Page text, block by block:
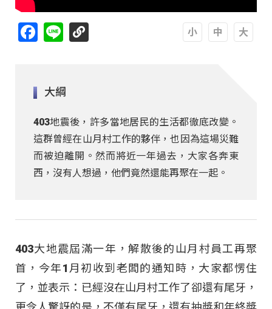
Facebook
Line
大綱
403地震後，許多當地居民的生活都徹底改變。
這群曾經在山月村工作的夥伴，也因為這場災難
而被迫離開。然而將近一年過去，大家各奔東
西，沒有人想過，他們竟然還能再聚在一起。
403大地震屆滿一年，解散後的山月村員工再聚
首，今年1月初收到老闆的通知時，大家都愣住
了，並表示：已經沒在山月村工作了卻還有尾牙，